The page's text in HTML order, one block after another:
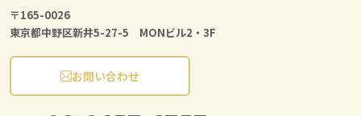
〒165-0026
東京都中野区新井5-27-5 MONビル2・3F
お問い合わせ